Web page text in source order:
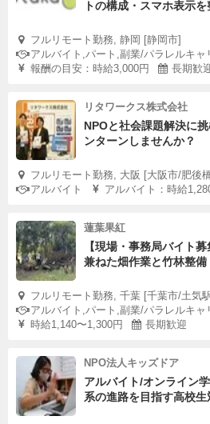
トの構成・スマホ表示を
フルリモート勤務, 静岡 [静岡市]
アルバイト,パート,副業/パラレルキャ
報酬の目安：時給3,000円
長期歓
リタワークス株式会社
NPOと社会課題解決に
ンターンしませんか？
フルリモート勤務, 大阪 [大阪市/肥後
アルバイト
アルバイト：時給
蓮葉果紅
【現場・事務局バイト
兼ねた畑作業と竹林整備
フルリモート勤務, 千葉 [千葉市/土気
アルバイト,パート,副業/パラレルキャ
時給1,140〜1,300円
長期歓迎
NPO法人キッズドア
アルバイト/オンライン
系の進路を目指す高校生